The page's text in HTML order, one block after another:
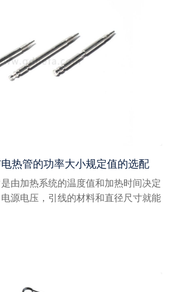
热管的功率大小规定值的选配
由加热系统的温度值和加热时间决定
源电压，引线的材料和直径尺寸就能